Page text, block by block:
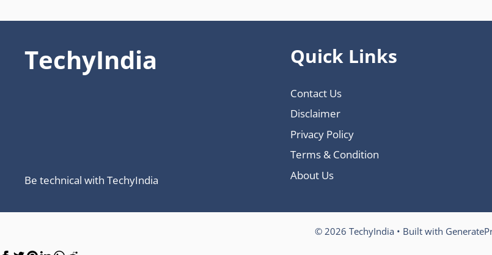
TechyIndia
Be technical with TechyIndia
Quick Links
Contact Us
Disclaimer
Privacy Policy
Terms & Condition
About Us
© 2026 TechyIndia • Built with